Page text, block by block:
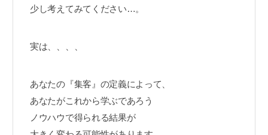
少し考えてみてください…。
実は、、、、
あなたの『集客』の定義によって、
あなたがこれから学ぶであろう
ノウハウで得られる結果が